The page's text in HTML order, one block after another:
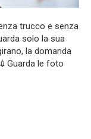
trucco e senza
solo la sua
la domanda
le foto